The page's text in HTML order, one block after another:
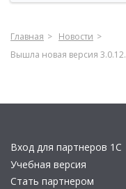
Главная
Новости
Вышла новая версия
Вход для партнеров 1С
Учебная версия
Стать партнером